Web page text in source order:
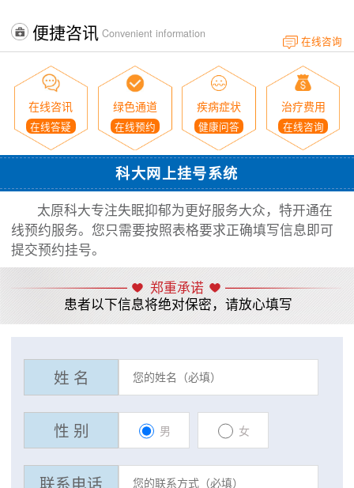
便捷咨讯 Convenient information
在线咨询
在线咨讯
在线答疑
绿色通道
在线预约
疾病症状
健康问答
治疗费用
在线咨询
科大网上挂号系统
太原科大专注失眠抑郁为更好服务大众，特开通在
线预约服务。您只需要按照表格要求正确填写信息即可
提交预约挂号。
郑重承诺
患者以下信息将绝对保密，请放心填写
姓 名
性 别 男 女
联系电话